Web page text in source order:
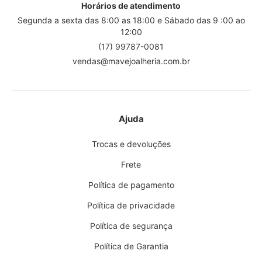
Horários de atendimento
Segunda a sexta das 8:00 as 18:00 e Sábado das 9 :00 ao
12:00
(17) 99787-0081
vendas@mavejoalheria.com.br
Ajuda
Trocas e devoluções
Frete
Política de pagamento
Política de privacidade
Política de segurança
Política de Garantia